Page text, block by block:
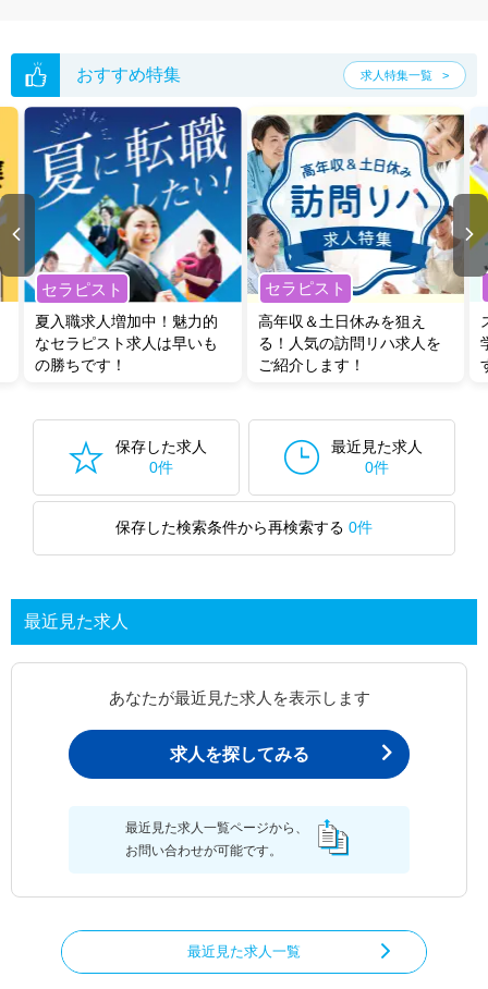
おすすめ特集 求人特集一覧
セラピスト
夏入職求人増加中！魅力的
なセラピスト求人は早いも
の勝ちです！
セラピスト
高年収＆土日休みを狙え
る！人気の訪問リハ求人を
ご紹介します！
保存した求人
0件
最近見た求人
0件
保存した検索条件から再検索する 0件
最近見た求人
あなたが最近見た求人を表示します
求人を探してみる
最近見た求人一覧ページから、
お問い合わせが可能です。
最近見た求人一覧